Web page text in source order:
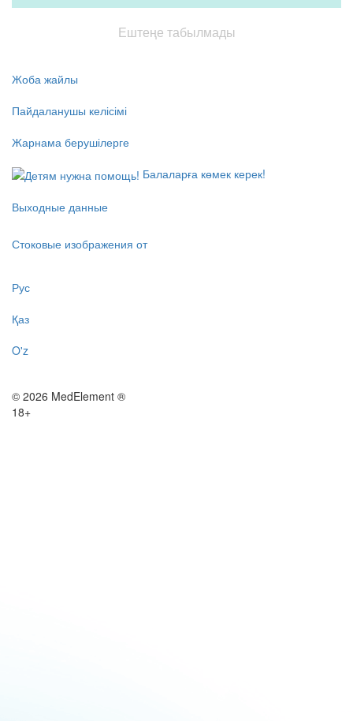
Ештеңе табылмады
Жоба жайлы
Пайдаланушы келісімі
Жарнама берушілерге
Балаларға көмек керек!
Выходные данные
Стоковые изображения от
Рус
Қаз
O'z
© 2026 MedElement ®
18+